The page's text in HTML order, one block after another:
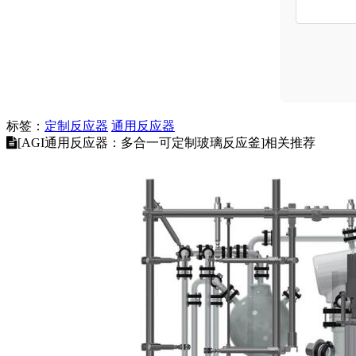
标签： 定制反应器 通用反应器
[AGI通用反应器：多合一可定制玻璃反应釜]相关推荐